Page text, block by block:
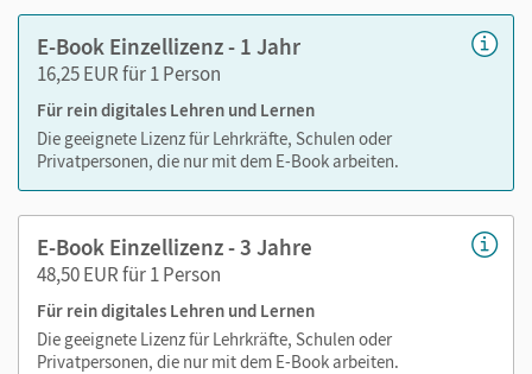
Medien in diesem E-Book:
Videos
Audios
E-Book Einzellizenz - 1 Jahr
16,25 EUR für 1 Person
Für rein digitales Lehren und Lernen
Die geeignete Lizenz für Lehrkräfte, Schulen oder
Privatpersonen, die nur mit dem E-Book arbeiten.
E-Book Einzellizenz - 3 Jahre
48,50 EUR für 1 Person
Für rein digitales Lehren und Lernen
Die geeignete Lizenz für Lehrkräfte, Schulen oder
Privatpersonen, die nur mit dem E-Book arbeiten.